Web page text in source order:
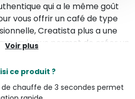
qui a le même goût
vous offrir un café de type
Creatista plus a une
qui vous permet de créer un
la machine a 8 niveaux de
température du lait. Avec
également un pichet de
Voir plus
ce produit ?
de chauffe de 3 secondes permet